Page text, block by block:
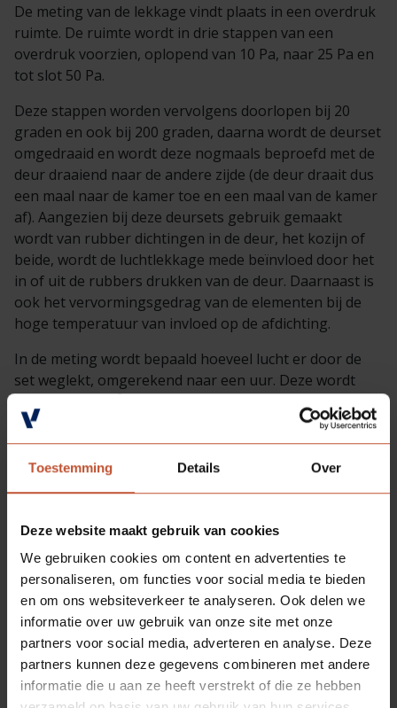
Toestemming Details Over
Deze website maakt gebruik van cookies
We gebruiken cookies om content en advertenties te
personaliseren, om functies voor social media te bieden
en om ons websiteverkeer te analyseren. Ook delen we
informatie over uw gebruik van onze site met onze
partners voor social media, adverteren en analyse. Deze
partners kunnen deze gegevens combineren met andere
informatie die u aan ze heeft verstrekt of die ze hebben
De meting van de lekkage vindt plaats in een overdruk
ruimte. De ruimte wordt in drie stappen van een
overdruk voorzien, oplopend van 10 Pa, naar 25 Pa en
tot slot 50 Pa.
Deze stappen worden vervolgens doorlopen bij 20
graden en ook bij 200 graden, daarna wordt de deurset
omgedraaid en wordt deze nogmaals beproefd met de
deur draaiend naar de andere zijde (de deur draait dus
een maal naar de kamer toe en een maal van de kamer
af). Aangezien bij deze deursets gebruik gemaakt
wordt van rubber dichtingen in de deur, het kozijn of
beide, wordt de luchtlekkage mede beïnvloed door het
in of uit de rubbers drukken van de deur. Daarnaast is
ook het vervormingsgedrag van de elementen bij de
hoge temperatuur van invloed op de afdichting.
In de meting wordt bepaald hoeveel lucht er door de
set weglekt, omgerekend naar een uur. Deze wordt
3
uur)
Geschikt bevonden?
Net als bij brand wordt hier ook gesproken over ja of
nee resultaat, dus een set die zeer goed presteert
(geringe lekkage) en een set die net onder het
maximaal toelaatbare volume presteert worden beide
met een classificatie Sa of S200 bestempeld. Wel is het
een voordeel als een set weinig lekkage laat zien
tijdens de meting, omdat in het geval van een gewenste
uitbreiding van de testresultaten er meer mogelijk is
als de lekkage laag is.
Veiligheid of schijnveiligheid